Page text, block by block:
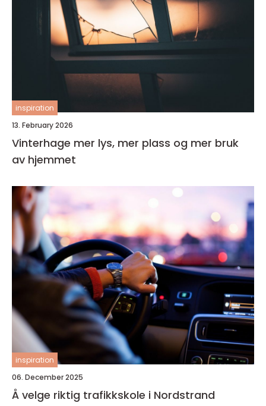
inspiration
13. February 2026
Vinterhage mer lys, mer plass og mer bruk
av hjemmet
inspiration
06. December 2025
Å velge riktig trafikkskole i Nordstrand